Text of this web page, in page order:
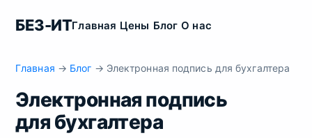
БЕЗ-ИТГлавная Цены Блог О нас
Главная → Блог → Электронная подпись для бухгалтера
Электронная подпись
для бухгалтера